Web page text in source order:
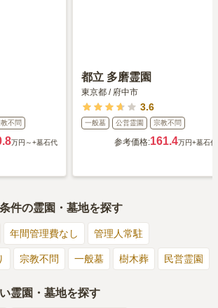
不問
万円～+墓石代
都立 多磨霊園
東京都 / 府中市
3.6
一般墓 公営霊園 宗教不問
参考価格:161.4万円+墓石代
件の霊園・墓地を探す
年間管理費なし 管理人常駐
宗教不問 一般墓 樹木葬 民営霊園
霊園・墓地を探す